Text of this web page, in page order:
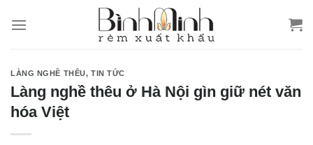
LÀNG NGHỀ THÊU, TIN TỨC
Làng nghề thêu ở Hà Nội gìn giữ nét văn
hóa Việt